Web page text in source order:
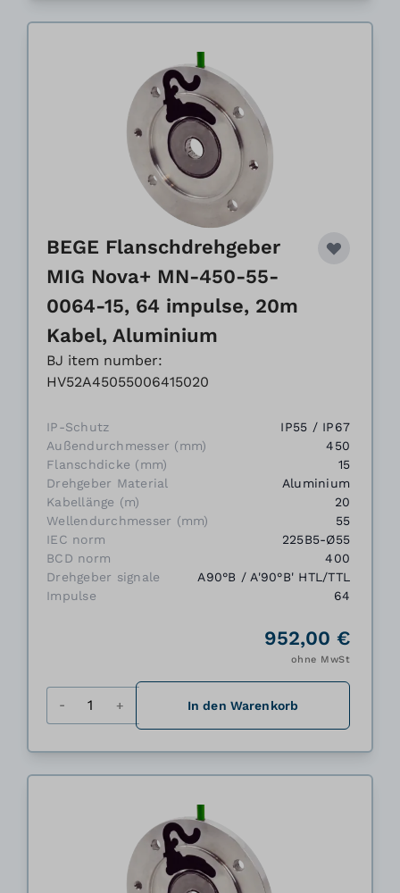
BEGE Flanschdrehgeber
MIG Nova+ MN-450-55-
0064-15, 64 impulse, 20m
Kabel, Aluminium
BJ item number:
HV52A45055006415020
IP-Schutz
IP55 / IP67
Außendurchmesser (mm)
450
Flanschdicke (mm)
15
Drehgeber Material
Aluminium
Kabellänge (m)
20
Wellendurchmesser (mm)
55
IEC norm
225B5-Ø55
BCD norm
400
Drehgeber signale
A90°B / A'90°B' HTL/TTL
Impulse
64
952,00 €
ohne MwSt
In den Warenkorb